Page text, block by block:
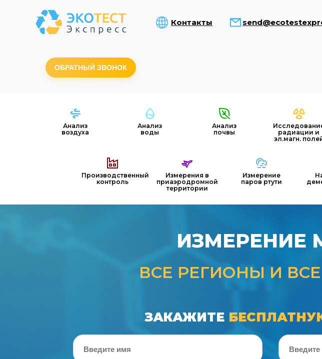
Контакты
ОБРАТНЫЙ ЗВОНОК
Анализ
воздуха
Анализ
воды
Анализ
почвы
радиации и
эл.магн.
Производственный
контроль
Измерения в
приаэродромной
территории
Измерение
паров ртути
ИЗМЕРЕНИЕ
ВСЕ РЕГИОНЫ И
ЗАКАЖИТЕ